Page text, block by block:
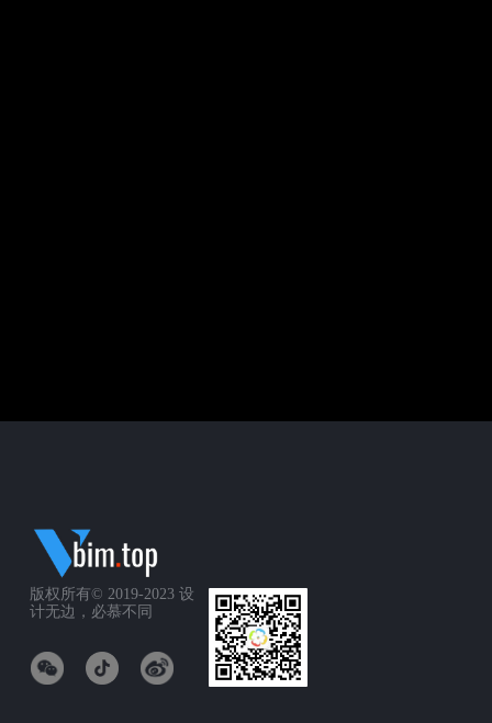
版权所有© 2019-2023 设
计无边，必慕不同